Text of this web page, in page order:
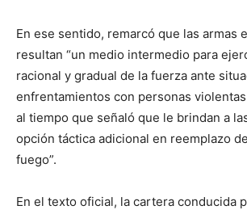
En ese sentido, remarcó que las armas
resultan “un medio intermedio para
racional y gradual de la fuerza ante
enfrentamientos con personas violentas
al tiempo que señaló que le brindan a
opción táctica adicional en reemplazo
fuego”.
En el texto oficial, la cartera conducida